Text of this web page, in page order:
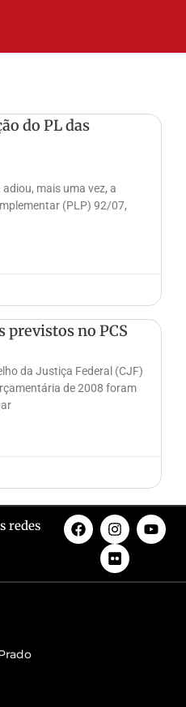
do PL das
mais uma vez, a
(PLP) 92/07,
previstos no PCS
da Justiça Federal (CJF)
de 2008 foram
redes